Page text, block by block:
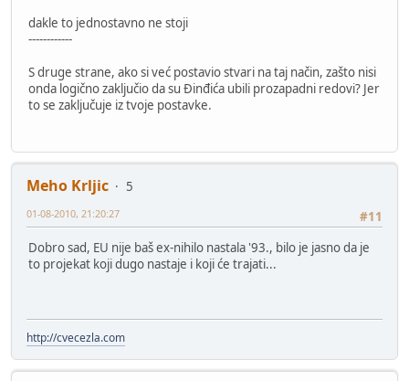
dakle to jednostavno ne stoji
------------
S druge strane, ako si već postavio stvari na taj način, zašto nisi
onda logično zaključio da su Đinđića ubili prozapadni redovi? Jer
to se zaključuje iz tvoje postavke.
Meho Krljic
5
#11
01-08-2010, 21:20:27
Dobro sad, EU nije baš ex-nihilo nastala '93., bilo je jasno da je
to projekat koji dugo nastaje i koji će trajati...
http://cvecezla.com